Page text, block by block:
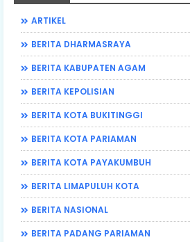
ARTIKEL
BERITA DHARMASRAYA
BERITA KABUPATEN AGAM
BERITA KEPOLISIAN
BERITA KOTA BUKITINGGI
BERITA KOTA PARIAMAN
BERITA KOTA PAYAKUMBUH
BERITA LIMAPULUH KOTA
BERITA NASIONAL
BERITA PADANG PARIAMAN